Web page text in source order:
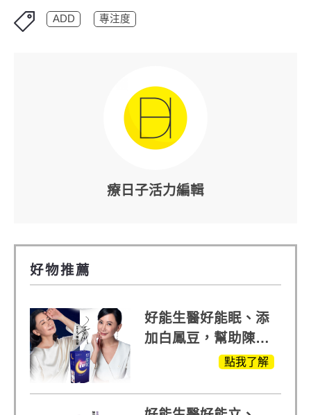
ADD 專注度
療日子活力編輯
好物推薦
好能生醫好能眠、添
加白鳳豆，幫助陳亞
蘭入睡的力量點我了解